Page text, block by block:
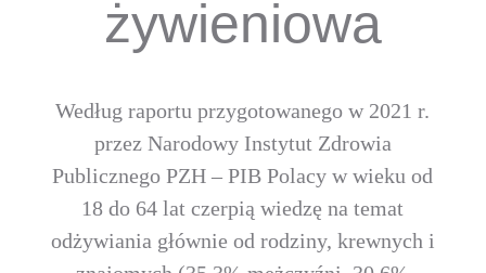
żywieniowa
Według raportu przygotowanego w 2021 r.
przez Narodowy Instytut Zdrowia
Publicznego PZH – PIB Polacy w wieku od
18 do 64 lat czerpią wiedzę na temat
odżywiania głównie od rodziny, krewnych i